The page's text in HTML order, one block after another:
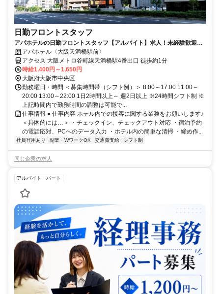
日勤フロントスタッフ
アパホテルの日勤フロントスタッフ【アルバイト】求人！未経験歓迎＆
研修充実で安心スタート
アパホテル〈大阪天満橋駅前〉
アクセス 大阪メトロ谷町線天満橋駅4番出口 徒歩約1分
時給1,400円～1,650円
大阪府大阪市中央区
勤務曜日・時間 ＜募集時間帯（シフト例）＞ 8:00～17:00 11:00～
20:00 13:00～22:00 1日2時間以上～ 週2日以上 ※24時間シフト制 ※
上記時間内で勤務時間の調整は可能で...
仕事情報 ● 仕事内容 ホテル内での接客に関する業務をお願いします♪
＜具体的には…＞ ・チェックイン、チェックアウト対応 ・宿泊予約
の電話応対、PCへのデータ入力 ・ホテル内の簡単な清掃 ・締め作...
社員登用あり 副業・WワークOK 交通費支給 シフト制
同じ企業の求人
アルバイト・パート